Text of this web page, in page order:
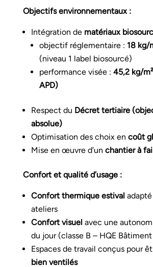
Objectifs environnementaux :
Intégration de matériaux
objectif réglementaire : 18 kg/
(niveau 1 label biosourcé)
performance visée : 45,2 kg/
APD)
Respect du Décret tertiaire
absolue)
Optimisation des choix en coût
Mise en œuvre d’un chantier à
Confort et qualité d’usage :
Confort thermique estival
ateliers
Confort visuel avec une
du jour (classe B – HQE
Espaces de travail conçus pour
bien ventilés